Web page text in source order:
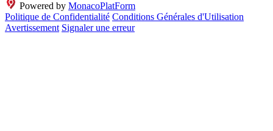
Powered by MonacoPlatForm
Politique de Confidentialité Conditions Générales d'Utilisation
Avertissement Signaler une erreur